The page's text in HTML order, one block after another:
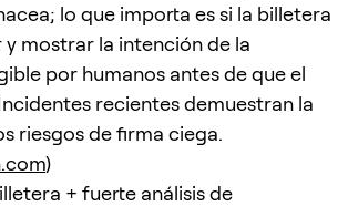
lo que importa es si la billetera
y mostrar la intención de la
por humanos antes de que el
recientes demuestran la
riesgos de firma ciega.
)
+ fuerte análisis de